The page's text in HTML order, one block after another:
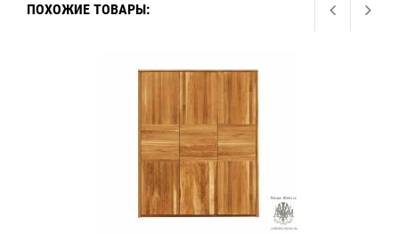
ПОХОЖИЕ ТОВАРЫ: